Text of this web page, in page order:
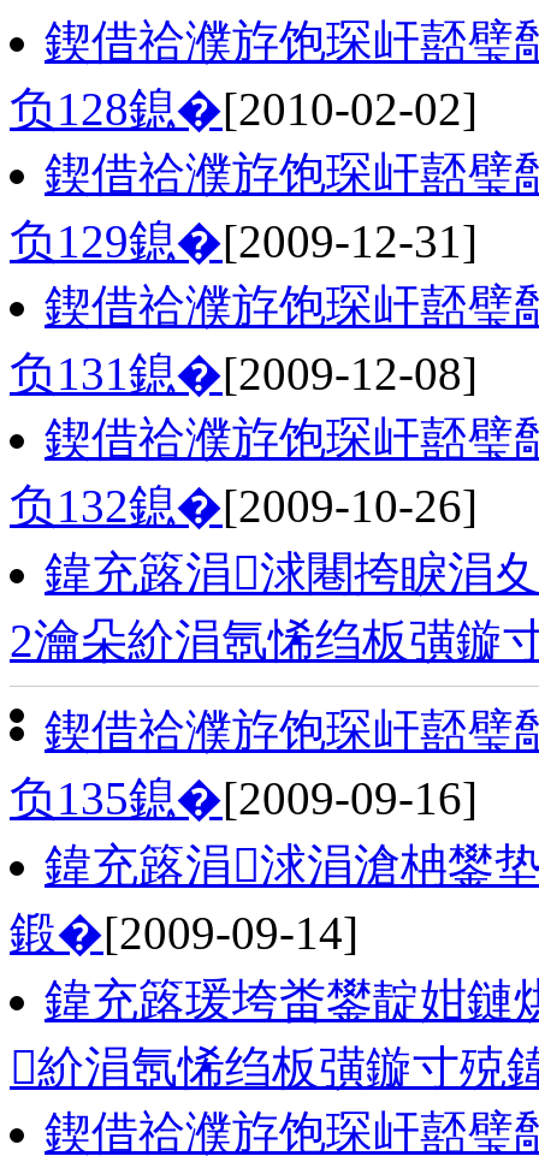
鍥借祫濮斿饱琛屽嚭璧
负128鎴�[2010-02-02]
鍥借祫濮斿饱琛屽嚭璧
负129鎴�[2009-12-31]
鍥借祫濮斿饱琛屽嚭璧
负131鎴�[2009-12-08]
鍥借祫濮斿饱琛屽嚭璧
负132鎴�[2009-10-26]
鍏充簬涓浗闀挎睙涓
2瀹朵紒涓氬悕绉板彉鏇
鍥借祫濮斿饱琛屽嚭璧
负135鎴�[2009-09-16]
鍏充簬涓浗涓滄柟鐢
鍛�[2009-09-14]
鍏充簬瑗垮畨鐢靛姏鏈
紒涓氬悕绉板彉鏇寸殑
鍥借祫濮斿饱琛屽嚭璧